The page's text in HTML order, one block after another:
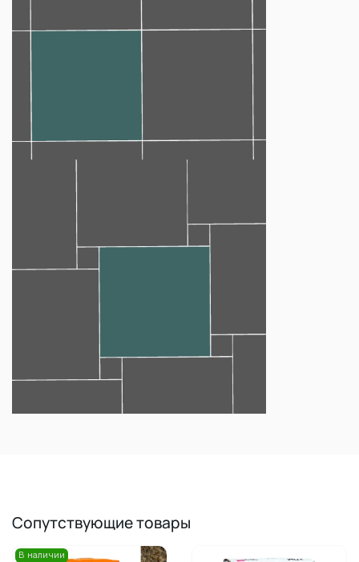
Сопутствующие товары
В наличии